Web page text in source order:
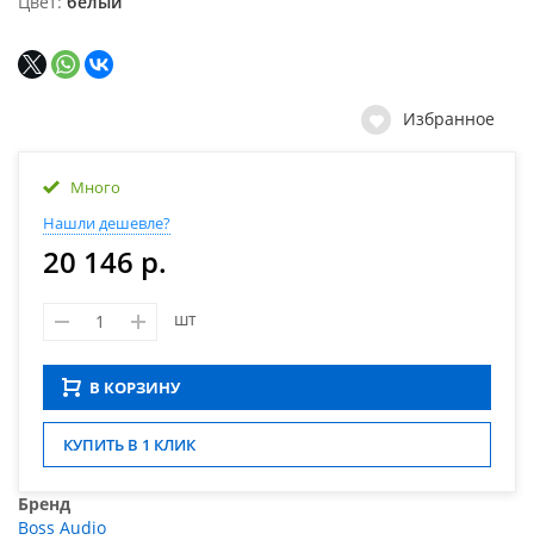
Избранное
Много
Нашли дешевле?
20 146 р.
шт
В КОРЗИНУ
КУПИТЬ В 1 КЛИК
Бренд
Boss Audio